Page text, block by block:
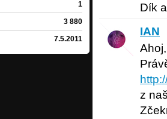
1
3 880
7.5.2011
Dík
IAN
IAN
z